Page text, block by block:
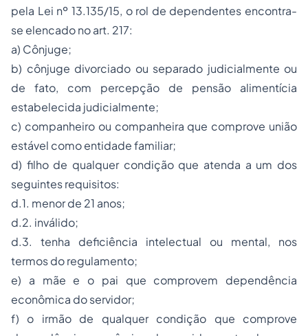
pela Lei nº 13.135/15, o rol de dependentes encontra-
se elencado no art. 217:
a) Cônjuge;
b) cônjuge divorciado ou separado judicialmente ou
de fato, com percepção de pensão alimentícia
estabelecida judicialmente;
c) companheiro ou companheira que comprove união
estável como entidade familiar;
d) filho de qualquer condição que atenda a um dos
seguintes requisitos:
d.1. menor de 21 anos;
d.2. inválido;
d.3. tenha deficiência intelectual ou mental, nos
termos do regulamento;
e) a mãe e o pai que comprovem dependência
econômica do servidor;
f) o irmão de qualquer condição que comprove